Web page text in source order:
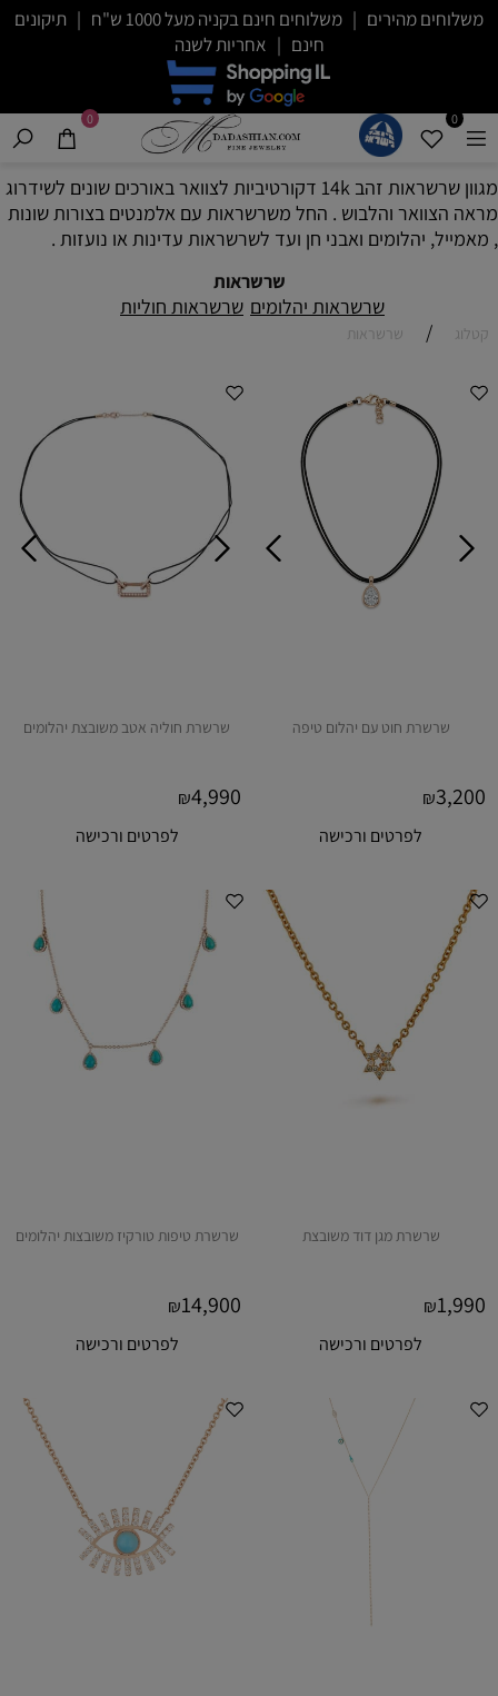
משלוחים מהירים | משלוחים חינם בקניה מעל 1000 ש"ח | תיקונים
חינם | אחריות לשנה
0
0
מגוון שרשראות זהב 14k דקורטיביות לצוואר באורכים שונים לשידרוג
מראה הצוואר והלבוש . החל משרשראות עם אלמנטים בצורות שונות
, מאמייל, יהלומים ואבני חן ועד לשרשראות עדינות או נועזות .
שרשראות
שרשראות יהלומים שרשראות חוליות
קטלוג / שרשראות
שרשרת חוט עם יהלום טיפה
₪3,200
לפרטים ורכישה
שרשרת חוליה אטב משובצת יהלומים
₪4,990
לפרטים ורכישה
שרשרת מגן דוד משובצת
₪1,990
לפרטים ורכישה
שרשרת טיפות טורקיז משובצות יהלומים
₪14,900
לפרטים ורכישה